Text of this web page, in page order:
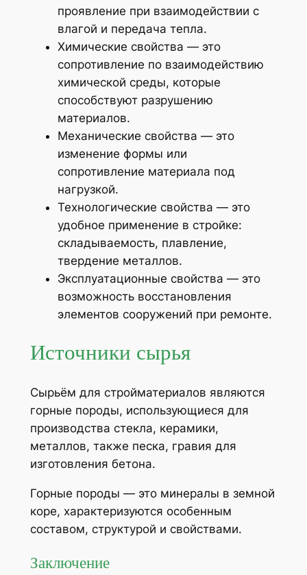
проявление при взаимодействии с
влагой и передача тепла.
Химические свойства — это
сопротивление по взаимодействию
химической среды, которые
способствуют разрушению
материалов.
Механические свойства — это
изменение формы или
сопротивление материала под
нагрузкой.
Технологические свойства — это
удобное применение в стройке:
складываемость, плавление,
твердение металлов.
Эксплуатационные свойства — это
возможность восстановления
элементов сооружений при ремонте.
Источники сырья
Сырьём для стройматериалов являются
горные породы, использующиеся для
производства стекла, керамики,
металлов, также песка, гравия для
изготовления бетона.
Горные породы — это минералы в земной
коре, характеризуются особенным
составом, структурой и свойствами.
Заключение